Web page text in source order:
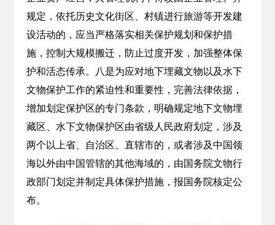
规定，依托历史文化街区、村镇进行旅游等开发建
设活动的，应当严格落实相关保护规划和保护措
施，控制大规模搬迁，防止过度开发，加强整体保
护和活态传承。八是为应对地下埋藏文物以及水下
文物保护工作的紧迫性和重要性，完善法律依据，
增加划定保护区的专门条款，明确规定地下文物埋
藏区、水下文物保护区由省级人民政府划定，涉及
两个以上省、自治区、直辖市的，或者涉及中国领
海以外由中国管辖的其他海域的，由国务院文物行
政部门划定并制定具体保护措施，报国务院核定公
布。